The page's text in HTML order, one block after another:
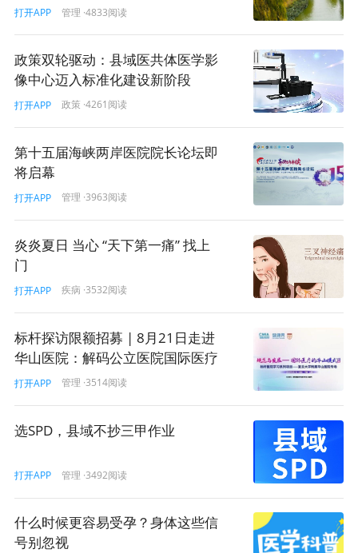
打开APP 管理 ·4833阅读
政策双轮驱动：县域医共体医学影
像中心迈入标准化建设新阶段
打开APP 政策 ·4261阅读
第十五届海峡两岸医院院长论坛即
将启幕
打开APP 管理 ·3963阅读
炎炎夏日 当心 “天下第一痛” 找上
门
打开APP 疾病 ·3532阅读
标杆探访限额招募 | 8月21日走进
华山医院：解码公立医院国际医疗
服务的实践方法论！
打开APP 管理 ·3514阅读
选SPD，县域不抄三甲作业
打开APP 管理 ·3492阅读
什么时候更容易受孕？身体这些信
号别忽视